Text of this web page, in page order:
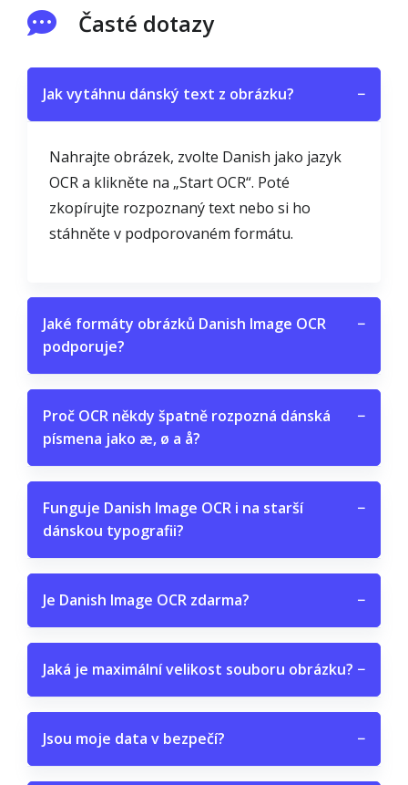
Časté dotazy
Jak vytáhnu dánský text z obrázku? −
Nahrajte obrázek, zvolte Danish jako jazyk
OCR a klikněte na „Start OCR“. Poté
zkopírujte rozpoznaný text nebo si ho
stáhněte v podporovaném formátu.
Jaké formáty obrázků Danish Image OCR
podporuje?
−
Proč OCR někdy špatně rozpozná dánská
písmena jako æ, ø a å?
−
Funguje Danish Image OCR i na starší
dánskou typografii?
−
Je Danish Image OCR zdarma? −
Jaká je maximální velikost souboru obrázku? −
Jsou moje data v bezpečí? −